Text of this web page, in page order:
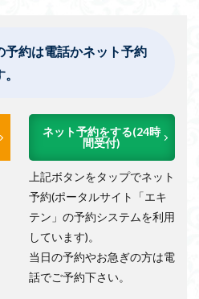
予約は電話かネット予約
ネット予約をする(24時
間受付)
上記ボタンをタップでネット
予約(ポータルサイト「エキ
テン」の予約システムを利用
しています)。
当日の予約やお急ぎの方は電
話でご予約下さい。